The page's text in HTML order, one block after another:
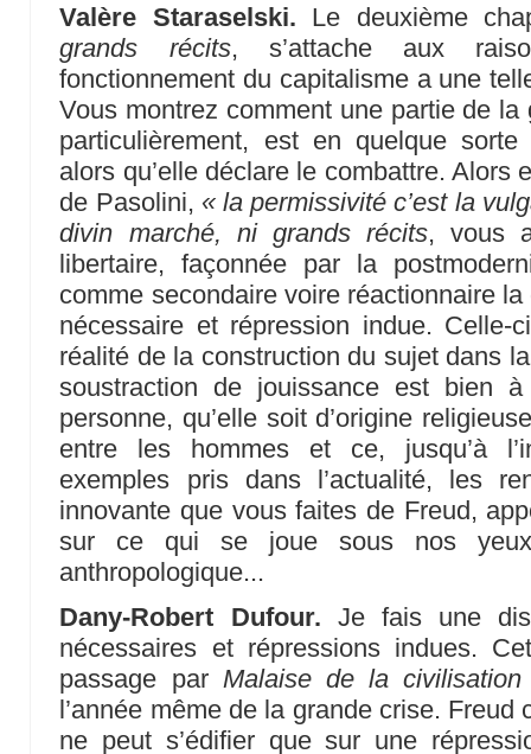
Valère Staraselski. Le deuxième
grands récits, s’attache aux
fonctionnement du capitalisme a une
Vous montrez comment une partie de
particulièrement, est en quelque
alors qu’elle déclare le combattre. Alors
de Pasolini, « la permissivité c’est la
divin marché, ni grands récits, vous
libertaire, façonnée par la
comme secondaire voire réactionnaire
nécessaire et répression indue. Celle-
réalité de la construction du sujet dans
soustraction de jouissance est bien
personne, qu’elle soit d’origine
entre les hommes et ce, jusqu’à
exemples pris dans l’actualité, les
innovante que vous faites de Freud,
sur ce qui se joue sous nos
anthropologique...
Dany-Robert Dufour. Je fais une
nécessaires et répressions indues.
passage par Malaise de la civilisation
l’année même de la grande crise.
ne peut s’édifier que sur une